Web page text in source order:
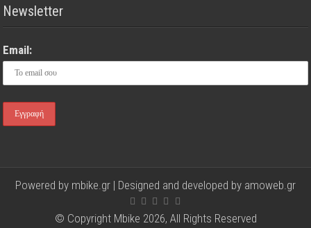
Newsletter
Email:
Powered by mbike.gr | Designed and developed by amoweb.gr
© Copyright Mbike 2026, All Rights Reserved